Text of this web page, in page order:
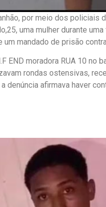
por meio dos policiais
uma mulher durante
um mandado de prisão
END moradora RUA 10 no
rondas ostensivas,
denúncia afirmava haver